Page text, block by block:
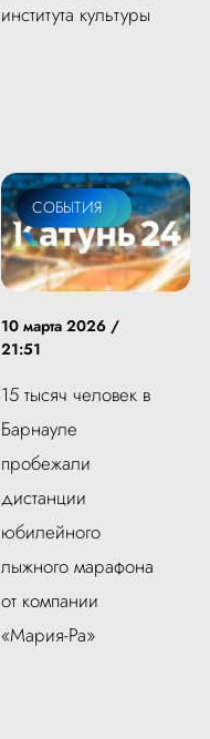
института культуры
ОБЩЕСТВО
СОБЫТИЯ
10 марта 2026 /
21:51
15 тысяч человек в
Барнауле
пробежали
дистанции
юбилейного
лыжного марафона
от компании
«Мария-Ра»